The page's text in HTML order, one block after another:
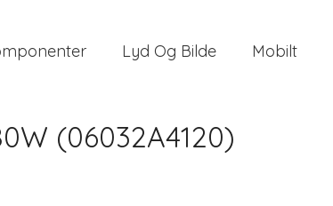
Lyd Og Bilde Mobilt
(06032A4120)